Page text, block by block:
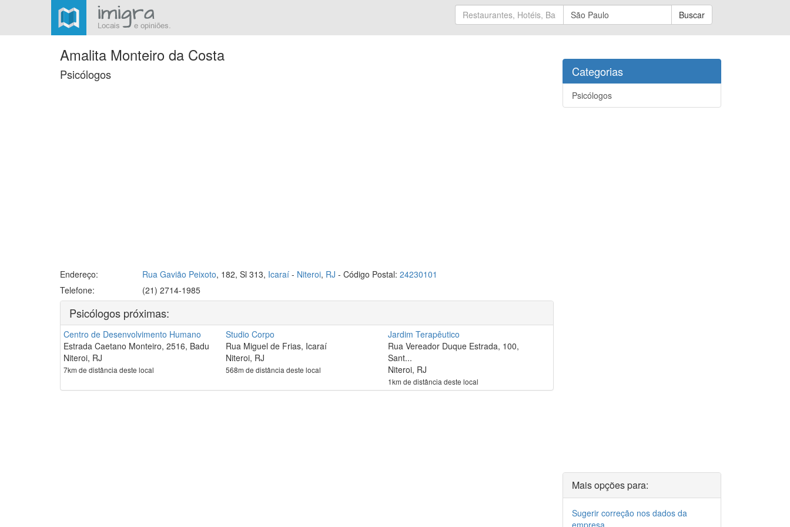
Buscar
Amalita Monteiro da Costa
Psicólogos
Endereço: Rua Gavião Peixoto, 182, Sl 313, Icaraí- Niteroi, RJ - Código Postal: 24230101
Telefone:
(21) 2714-1985
Psicólogos próximas:
Centro de Desenvolvimento Humano
Estrada Caetano Monteiro, 2516, Badu
Niteroi, RJ
7km de distância deste local
Studio Corpo
Rua Miguel de Frias, Icaraí
Niteroi, RJ
568m de distância deste local
Jardim Terapêutico
Rua Vereador Duque Estrada, 100,
Sant...
Niteroi, RJ
1km de distância deste local
Categorias
Psicólogos
Mais opções para:
Sugerir correção nos dados da
empresa